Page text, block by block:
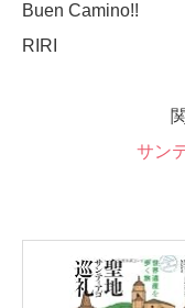
Buen Camino!!
RIRI
サン